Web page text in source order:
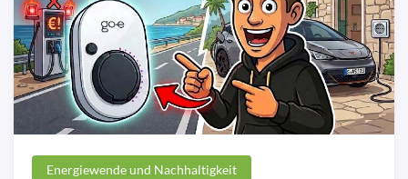
Energiewende und Nachhaltigkeit